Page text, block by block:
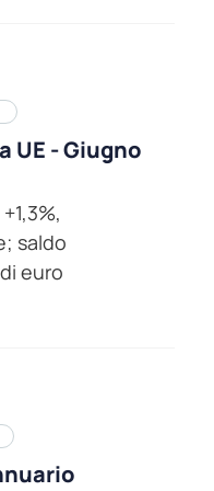
UE - Giugno
saldo
euro